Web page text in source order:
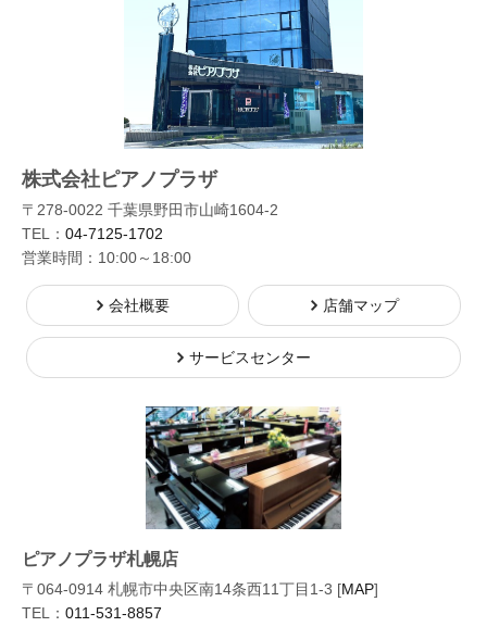
株式会社ピアノプラザ
〒278-0022 千葉県野田市山崎1604-2
TEL： 04-7125-1702
営業時間：10:00～18:00
会社概要 店舗マップ
サービスセンター
ピアノプラザ札幌店
〒064-0914 札幌市中央区南14条西11丁目1-3 [MAP]
TEL： 011-531-8857